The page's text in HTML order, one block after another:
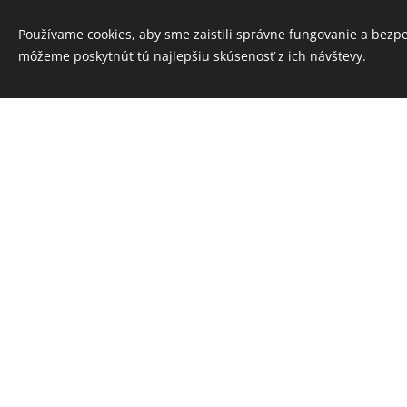
stredných škôl, 1.
umenia 21.
Používame cookies, aby sme zaistili správne fungovanie a
môžeme poskytnúť tú najlepšiu skúsenosť z ich návštevy.